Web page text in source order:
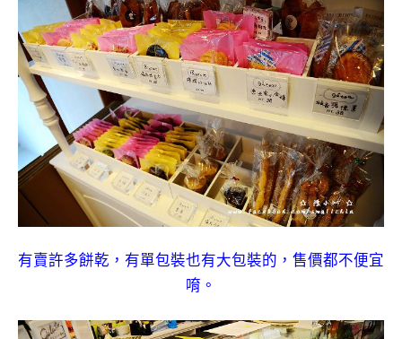
有賣許多餅乾，有單包裝也有大包裝的，售價都不便宜
唷。